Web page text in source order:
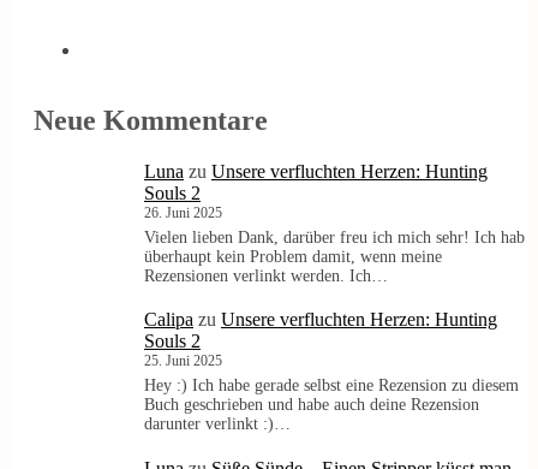
Neue Kommentare
Luna zu Unsere verfluchten Herzen: Hunting
Souls 2
26. Juni 2025
Vielen lieben Dank, darüber freu ich mich sehr! Ich hab
überhaupt kein Problem damit, wenn meine
Rezensionen verlinkt werden. Ich…
Calipa zu Unsere verfluchten Herzen: Hunting
Souls 2
25. Juni 2025
Hey :) Ich habe gerade selbst eine Rezension zu diesem
Buch geschrieben und habe auch deine Rezension
darunter verlinkt :)…